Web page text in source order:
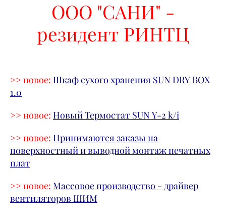
ООО "САНИ" -
резидент РИНТЦ
>> новое: Шкаф сухого хранения SUN DRY BOX
1.0
>> новое: Новый Термостат SUN Y-2 k/i
>> новое: Принимаются заказы на
поверхностный и выводной монтаж печатных
плат
>> новое: Массовое производство - драйвер
вентиляторов ШИМ